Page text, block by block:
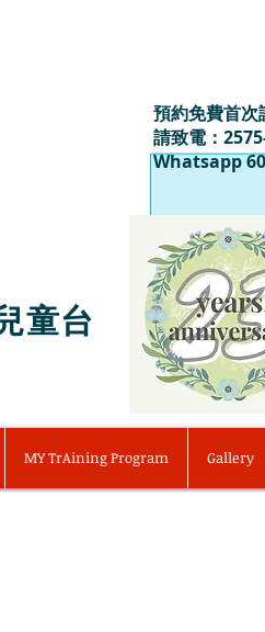
童台
預約免費首次
請致電：
Whatsapp
MY TrAining Program Gallery